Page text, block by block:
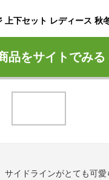
品をサイトでみる
サイドラインがとても可